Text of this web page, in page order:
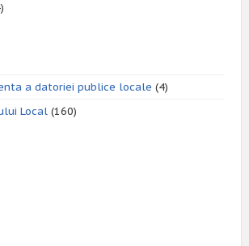
a datoriei publice locale (4)
Local (160)